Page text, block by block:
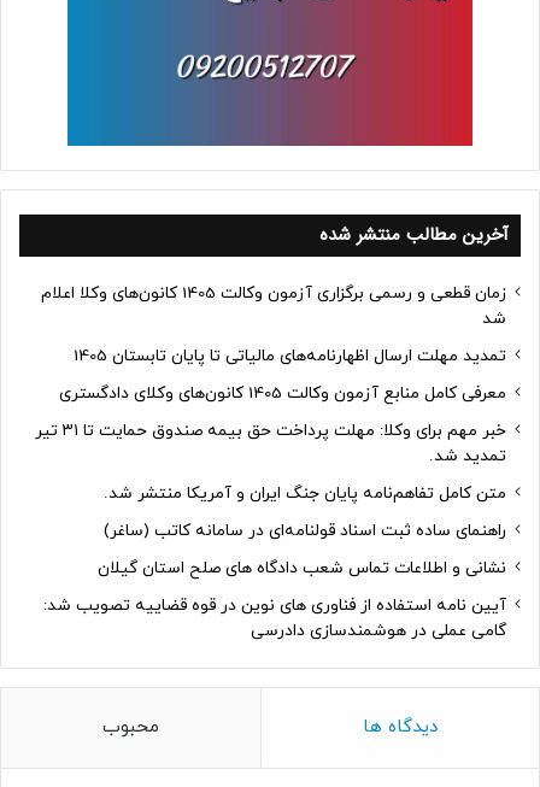
آخرین مطالب منتشر شده
زمان قطعی و رسمی برگزاری آزمون وکالت 1405 کانون‌های وکلا اعلام
شد
تمدید مهلت ارسال اظهارنامه‌های مالیاتی تا پایان تابستان 1405
معرفی کامل منابع آزمون وکالت 1405 کانون‌های وکلای دادگستری
خبر مهم برای وکلا: مهلت پرداخت حق بیمه صندوق حمایت تا ۳۱ تیر
تمدید شد.
متن کامل تفاهم‌نامه پایان جنگ ایران و آمریکا منتشر شد.
راهنمای ساده ثبت اسناد قولنامه‌ای در سامانه کاتب (ساغر)
نشانی و اطلاعات تماس شعب دادگاه های صلح استان گیلان
آیین نامه استفاده از فناوری های نوین در قوه قضاییه تصویب شد:
گامی عملی در هوشمندسازی دادرسی
دیدگاه ها محبوب